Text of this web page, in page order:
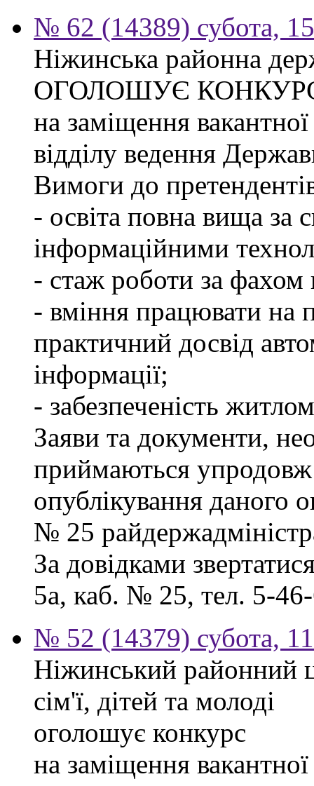
№ 62 (14389) субота,
Ніжинська районна
ОГОЛОШУЄ
на заміщення вакантної
відділу ведення
Вимоги до
- освіта повна вища за
інформаційними
- стаж роботи за
- вміння працювати на
практичний досвід
інформації;
- забезпеченість
Заяви та документи,
приймаються упродовж
опублікування даного
№ 25
За довідками
5а, каб. № 25, тел. 5-
№ 52 (14379) субота,
Ніжинський районний
сім'ї, дітей та молоді
оголошує конкурс
на заміщення